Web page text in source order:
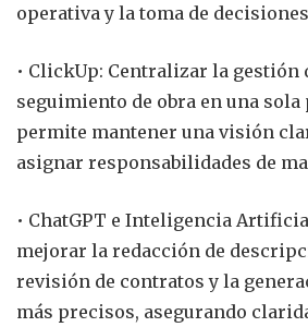
operativa y la toma de
• ClickUp: Centralizar la gestión
seguimiento de obra en una
permite mantener una visión
asignar responsabilidades de
• ChatGPT e Inteligencia
mejorar la redacción de
revisión de contratos y la
más precisos, asegurando